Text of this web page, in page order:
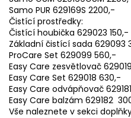
Samo PUR 629169S 2200,-
Čistící prostředky:
Čistící houbička 629023 150,-
Základní čistící sada 629093
ProCare Set 629099 560,-
Easy Care zesvětlovač
Easy Care Set 629018 630,-
Easy Care odvápňovač
Easy Care balzám 629182
Vše naleznete v sekci